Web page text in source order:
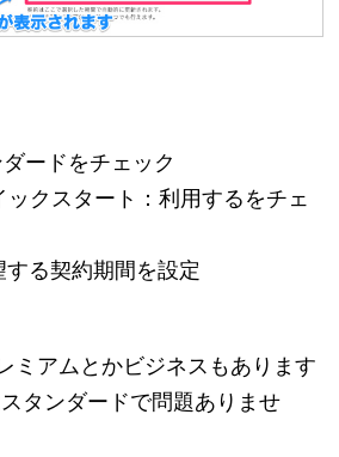
ードをチェック
クスタート：利用するをチェ
る契約期間を設定
ミアムとかビジネスもあります
タンダードで問題ありませ